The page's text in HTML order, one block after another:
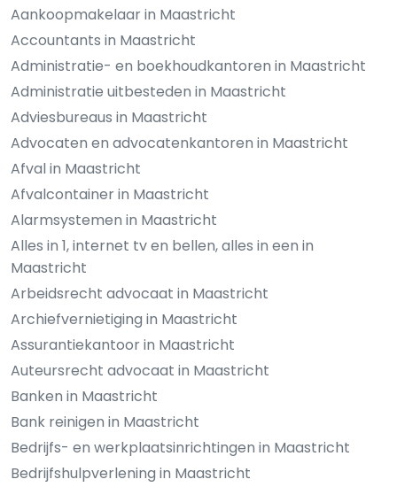
Aankoopmakelaar in Maastricht
Accountants in Maastricht
Administratie- en boekhoudkantoren in Maastricht
Administratie uitbesteden in Maastricht
Adviesbureaus in Maastricht
Advocaten en advocatenkantoren in Maastricht
Afval in Maastricht
Afvalcontainer in Maastricht
Alarmsystemen in Maastricht
Alles in 1, internet tv en bellen, alles in een in
Maastricht
Arbeidsrecht advocaat in Maastricht
Archiefvernietiging in Maastricht
Assurantiekantoor in Maastricht
Auteursrecht advocaat in Maastricht
Banken in Maastricht
Bank reinigen in Maastricht
Bedrijfs- en werkplaatsinrichtingen in Maastricht
Bedrijfshulpverlening in Maastricht